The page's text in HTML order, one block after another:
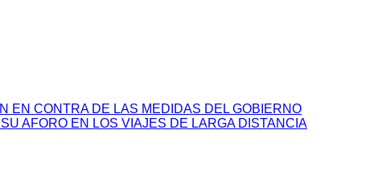
EN CONTRA DE LAS MEDIDAS DEL GOBIERNO
AFORO EN LOS VIAJES DE LARGA DISTANCIA